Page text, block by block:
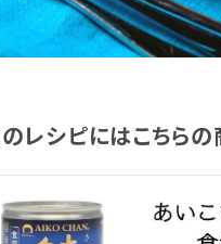
のレシピにはこちら